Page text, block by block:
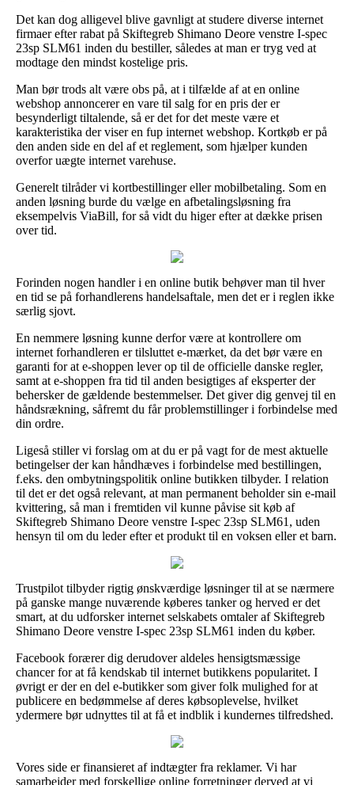
Det kan dog alligevel blive gavnligt at studere diverse internet
firmaer efter rabat på Skiftegreb Shimano Deore venstre I-spec
23sp SLM61 inden du bestiller, således at man er tryg ved at
modtage den mindst kostelige pris.
Man bør trods alt være obs på, at i tilfælde af at en online
webshop annoncerer en vare til salg for en pris der er
besynderligt tiltalende, så er det for det meste være et
karakteristika der viser en fup internet webshop. Kortkøb er på
den anden side en del af et reglement, som hjælper kunden
overfor uægte internet varehuse.
Generelt tilråder vi kortbestillinger eller mobilbetaling. Som en
anden løsning burde du vælge en afbetalingsløsning fra
eksempelvis ViaBill, for så vidt du higer efter at dække prisen
over tid.
Forinden nogen handler i en online butik behøver man til hver
en tid se på forhandlerens handelsaftale, men det er i reglen ikke
særlig sjovt.
En nemmere løsning kunne derfor være at kontrollere om
internet forhandleren er tilsluttet e-mærket, da det bør være en
garanti for at e-shoppen lever op til de officielle danske regler,
samt at e-shoppen fra tid til anden besigtiges af eksperter der
behersker de gældende bestemmelser. Det giver dig genvej til en
håndsrækning, såfremt du får problemstillinger i forbindelse med
din ordre.
Ligeså stiller vi forslag om at du er på vagt for de mest aktuelle
betingelser der kan håndhæves i forbindelse med bestillingen,
f.eks. den ombytningspolitik online butikken tilbyder. I relation
til det er det også relevant, at man permanent beholder sin e-mail
kvittering, så man i fremtiden vil kunne påvise sit køb af
Skiftegreb Shimano Deore venstre I-spec 23sp SLM61, uden
hensyn til om du leder efter et produkt til en voksen eller et barn.
Trustpilot tilbyder rigtig ønskværdige løsninger til at se nærmere
på ganske mange nuværende køberes tanker og herved er det
smart, at du udforsker internet selskabets omtaler af Skiftegreb
Shimano Deore venstre I-spec 23sp SLM61 inden du køber.
Facebook forærer dig derudover aldeles hensigtsmæssige
chancer for at få kendskab til internet butikkens popularitet. I
øvrigt er der en del e-butikker som giver folk mulighed for at
publicere en bedømmelse af deres købsoplevelse, hvilket
ydermere bør udnyttes til at få et indblik i kundernes tilfredshed.
Vores side er finansieret af indtægter fra reklamer. Vi har
samarbejder med forskellige online forretninger derved at vi